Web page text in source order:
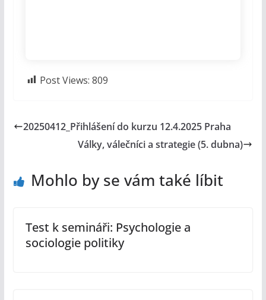
Post Views: 809
20250412_Přihlášení do kurzu 12.4.2025 Praha
Války, válečníci a strategie (5. dubna)
Mohlo by se vám také líbit
Test k semináři: Psychologie a
sociologie politiky